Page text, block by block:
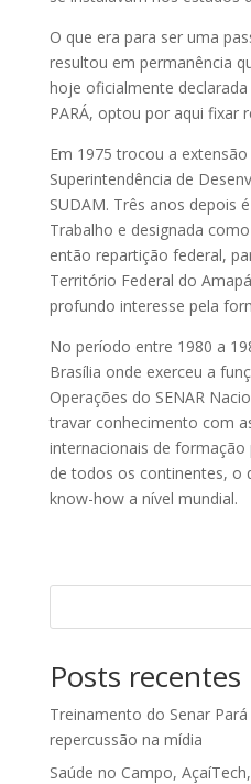
O que era para ser uma
resultou em permanência
hoje oficialmente declarada
PARÁ, optou por aqui fixar
Em 1975 trocou a
Superintendência de
SUDAM. Três anos depois
Trabalho e designada
então repartição federal,
Território Federal do
profundo interesse pela
No período entre 1980 a
Brasília onde exerceu a
Operações do SENAR
travar conhecimento com
internacionais de
de todos os continentes, o
know-how a nível mundial.
Posts recentes
Treinamento do Senar
repercussão na mídia
Saúde no Campo,